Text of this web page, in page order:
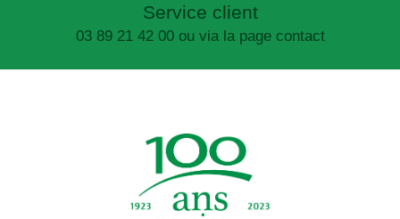
Service client
03 89 21 42 00 ou via la page contact